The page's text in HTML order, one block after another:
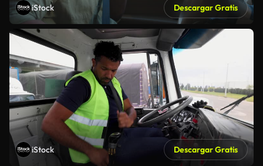
iStock Descargar Gratis
iStock Descargar Gratis